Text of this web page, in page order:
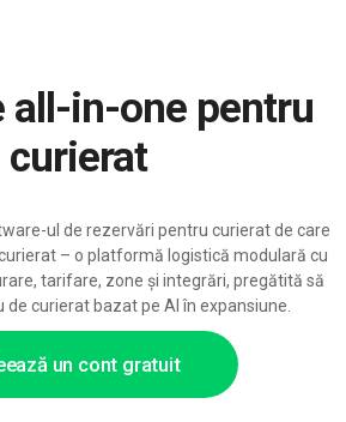
un cont gratuit
curierat
ul de rezervări pentru curierat de care
– o platformă logistică modulară cu
tarifare, zone și integrări, pregătită să
de curierat bazat pe AI în expansiune.